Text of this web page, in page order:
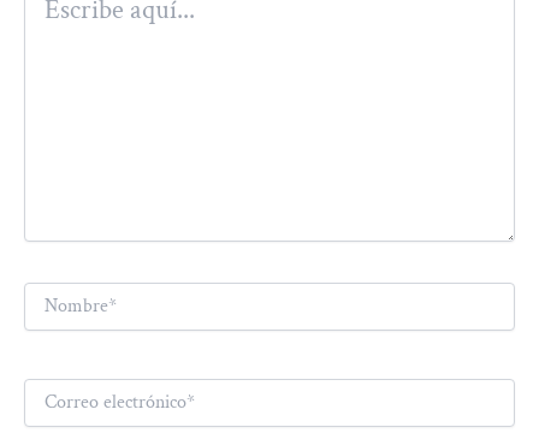
aquí...
Nombre*
Correo
electrónico*